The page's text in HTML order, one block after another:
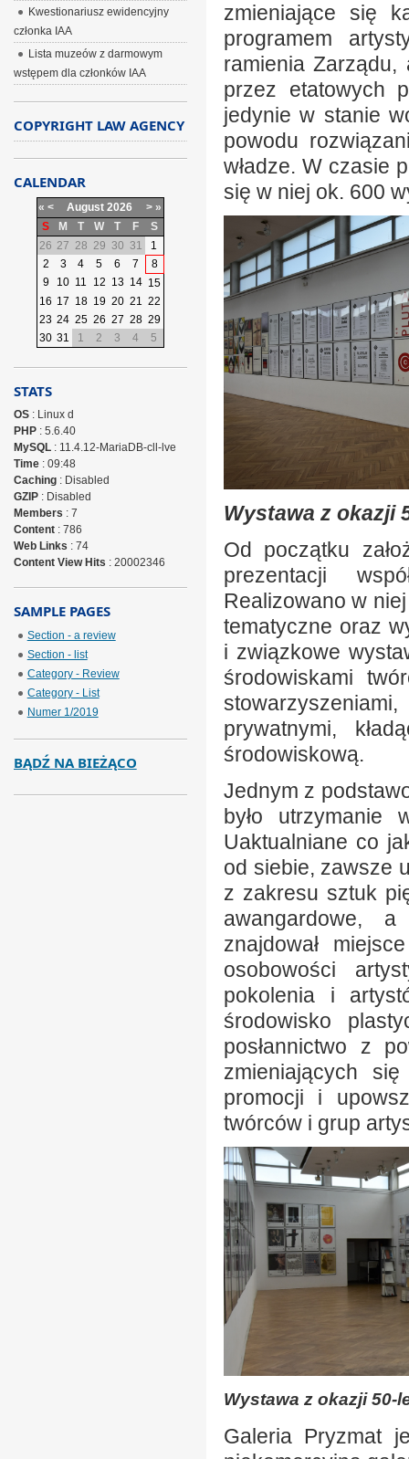
zmieniające się
programem
ramienia Zarządu,
przez etatowych
jedynie w stanie
powodu
władze. W czasie
się w niej ok. 600
Wystawa z okazji
Od początku
prezentacji
Realizowano w
tematyczne oraz
i związkowe
środowiskami
prywatnymi,
środowiskową.
Jednym z
było utrzymanie
Uaktualniane co
od siebie, zawsze
z zakresu sztuk
awangardowe,
znajdował
osobowości
pokolenia i
środowisko
posłannictwo z
zmieniających
promocji i
twórców i grup
Wystawa z okazji 50-
Galeria Pryzmat
Kwestionariusz ewidencyjny
członka IAA
Lista muzeów z darmowym
wstępem dla członków IAA
COPYRIGHT LAW AGENCY
CALENDAR
« < August 2026 > »
S
M T W T F
S
26 27 28 29 30 31
1
2
3 4 5 6 7
8
9
10 11 12 13 14 15
16 17 18 19 20 21 22
23 24 25 26 27 28 29
30 31 1 2 3 4 5
STATS
OS: Linux d
PHP: 5.6.40
MySQL: 11.4.12-MariaDB-cll-lve
Time: 09:48
Caching: Disabled
GZIP: Disabled
Members : 7
Content: 786
Web Links : 74
Content View Hits : 20002346
SAMPLE PAGES
Section - a review
Section - list
Category - Review
Category - List
Numer 1/2019
BĄDŹ NA BIEŻĄCO